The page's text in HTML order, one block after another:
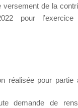
du Dirigeant.
question.
versement de la
pour
réalisée pour partie
demande de